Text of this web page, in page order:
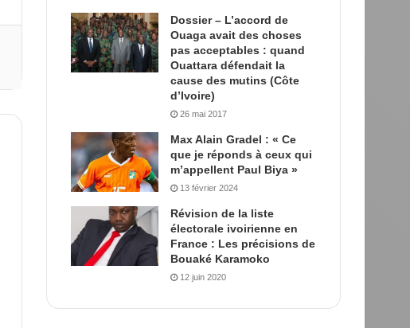
Dossier – L’accord de
Ouaga avait des choses
pas acceptables : quand
Ouattara défendait la
cause des mutins (Côte
d’Ivoire)
26 mai 2017
Max Alain Gradel : « Ce
que je réponds à ceux qui
m’appellent Paul Biya »
13 février 2024
Révision de la liste
électorale ivoirienne en
France : Les précisions de
Bouaké Karamoko
12 juin 2020